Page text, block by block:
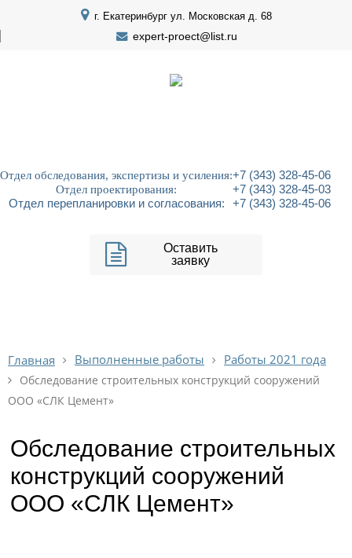
г. Екатеринбург ул. Московская д. 68
expert-proect@list.ru
Отдел обследования, экспертизы и усиления:+7 (343) 328-45-06
Отдел проектирования:
+7 (343) 328-45-03
Отдел перепланировки и согласования:
+7 (343) 328-45-06
Оставить
заявку
Главная Выполненные работы Работы 2021 года
Обследование строительных конструкций сооружений
ООО «СЛК Цемент»
Обследование строительных
конструкций сооружений
ООО «СЛК Цемент»